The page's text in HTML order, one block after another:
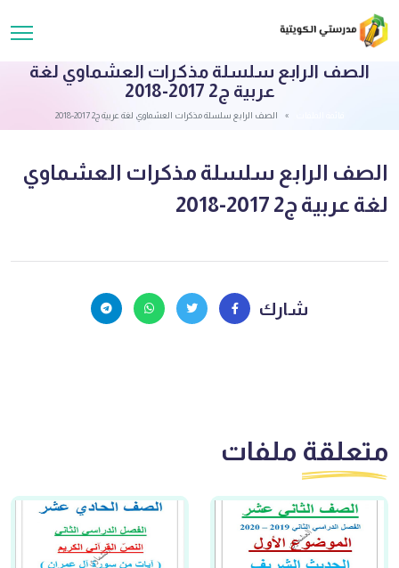
الصف الرابع سلسلة مذكرات العشماوي لغة
عربية ج2 2017-2018
الصف الرابع سلسلة مذكرات العشماوي لغة عربية ج2 2017-2018
الصف الرابع سلسلة مذكرات العشماوي
لغة عربية ج2 2017-2018
شارك
متعلقة ملفات